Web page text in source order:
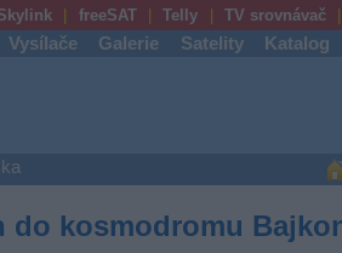
freeSAT Telly TV srovnávač
Vysílače Galerie Satelity Katalog
do kosmodromu